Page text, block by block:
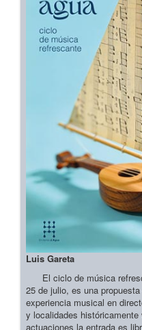
Luis Gareta
El ciclo de música
25 de julio, es una
experiencia musical en
y localidades
actuaciones la entrada es